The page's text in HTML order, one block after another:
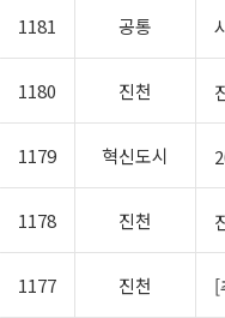
1181 공통
1180 진천
1179 혁신도시
1178 진천
1177 진천 [